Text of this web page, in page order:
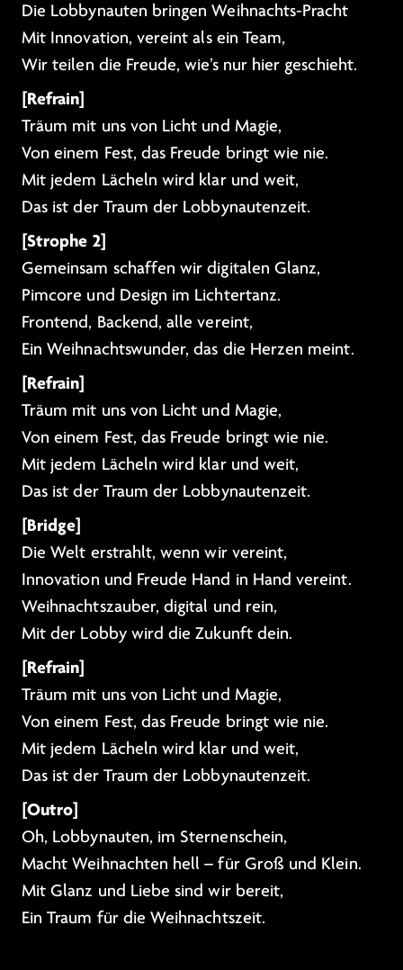
Die Lobbynauten bringen Weihnachts-Pracht
Mit Innovation, vereint als ein Team,
Wir teilen die Freude, wie’s nur hier geschieht.
[Refrain]
Träum mit uns von Licht und Magie,
Von einem Fest, das Freude bringt wie nie.
Mit jedem Lächeln wird klar und weit,
Das ist der Traum der Lobbynautenzeit.
[Strophe 2]
Gemeinsam schaffen wir digitalen Glanz,
Pimcore und Design im Lichtertanz.
Frontend, Backend, alle vereint,
Ein Weihnachtswunder, das die Herzen meint.
[Refrain]
Träum mit uns von Licht und Magie,
Von einem Fest, das Freude bringt wie nie.
Mit jedem Lächeln wird klar und weit,
Das ist der Traum der Lobbynautenzeit.
[Bridge]
Die Welt erstrahlt, wenn wir vereint,
Innovation und Freude Hand in Hand vereint.
Weihnachtszauber, digital und rein,
Mit der Lobby wird die Zukunft dein.
[Refrain]
Träum mit uns von Licht und Magie,
Von einem Fest, das Freude bringt wie nie.
Mit jedem Lächeln wird klar und weit,
Das ist der Traum der Lobbynautenzeit.
[Outro]
Oh, Lobbynauten, im Sternenschein,
Macht Weihnachten hell – für Groß und Klein.
Mit Glanz und Liebe sind wir bereit,
Ein Traum für die Weihnachtszeit.